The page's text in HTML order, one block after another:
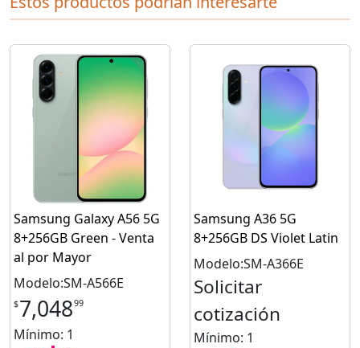
Samsung Galaxy A56 5G
8+256GB Green - Venta
al por Mayor
Modelo:SM-A566E
$7,04899
Mínimo: 1
Samsung A36 5G
8+256GB DS Violet Latin
Modelo:SM-A366E
Solicitar
cotización
Mínimo: 1